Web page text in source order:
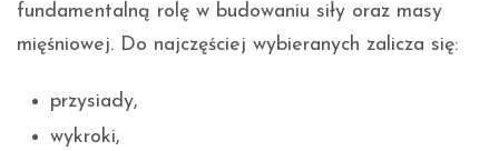
fundamentalną rolę w budowaniu siły oraz masy
mięśniowej. Do najczęściej wybieranych zalicza się:
przysiady,
wykroki,